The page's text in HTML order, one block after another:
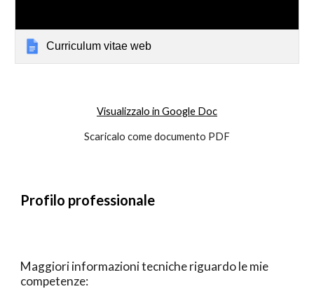
Curriculum vitae web
Visualizzalo in Google Doc
Scaricalo come documento PDF
Profilo professionale
Maggiori informazioni tecniche riguardo le mie
competenze: